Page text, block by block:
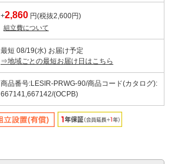
+2,860 円(税抜2,600円)
組立費について
最短 08/19(水) お届け予定
⇒地域ごとの最短お届け日はこちら
商品番号:LESIR-PRWG-90/商品コード(カタログ):
667141,667142/(OCPB)